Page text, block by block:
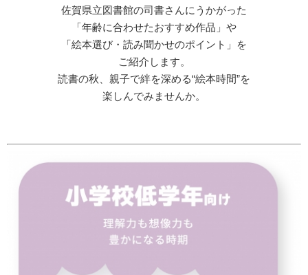
佐賀県立図書館の司書さんにうかがった
「年齢に合わせたおすすめ作品」や
「絵本選び・読み聞かせのポイント」を
ご紹介します。
読書の秋、親子で絆を深める“絵本時間”を
楽しんでみませんか。